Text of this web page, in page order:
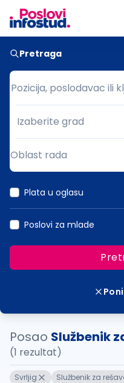
Pretraga
Pozicija, poslodavac ili
Pozicija, poslodavac ili
Grad
Izaberite grad
Oblast rada
Plata u oglasu
Poslovi za mlade
Posao Službenik
(1 rezultat)
Svrljig Službenik za